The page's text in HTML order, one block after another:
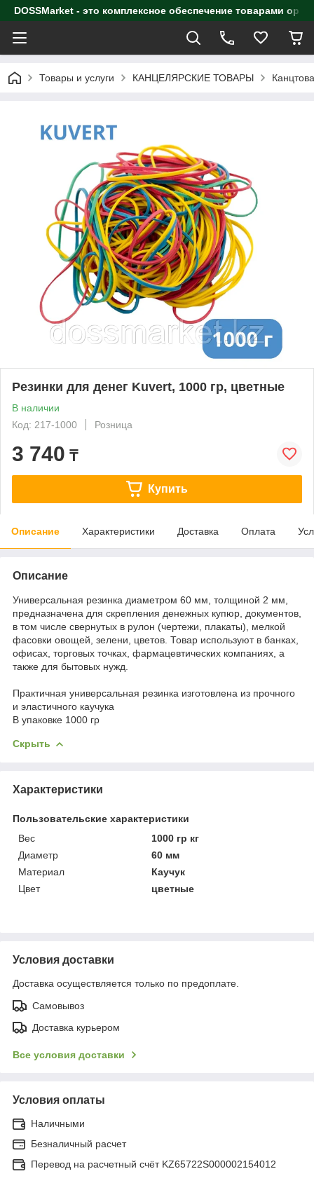
DOSSMarket - это комплексное обеспечение товарами
Товары и услуги КАНЦЕЛЯРСКИЕ ТОВАРЫ
Резинки для денег Kuvert, 1000 гр, цветные
В наличии
Код: 217-1000
Розница
3 740 ₸
Купить
Описание Характеристики Доставка Оплата
Описание
Универсальная резинка диаметром 60 мм, толщиной 2 мм,
предназначена для скрепления денежных купюр, документов,
в том числе свернутых в рулон (чертежи, плакаты), мелкой
фасовки овощей, зелени, цветов. Товар используют в банках,
офисах, торговых точках, фармацевтических компаниях, а
также для бытовых нужд.
Практичная универсальная резинка изготовлена из прочного
и эластичного каучука
В упаковке 1000 гр
Скрыть
Характеристики
Пользовательские характеристики
Вес
1000 гр кг
Диаметр
60 мм
Материал
Каучук
Цвет
цветные
Условия доставки
Доставка осуществляется только по предоплате.
Самовывоз
Доставка курьером
Все условия доставки
Условия оплаты
Наличными
Безналичный расчет
Перевод на расчетный счёт KZ65722S000002154012